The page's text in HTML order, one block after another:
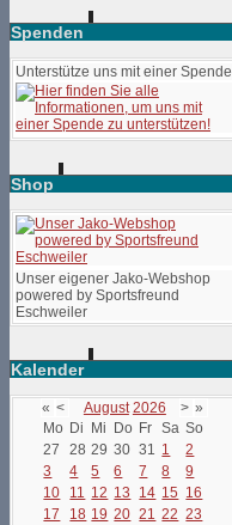
Spenden
Unterstütze uns mit einer Spende
Shop
Unser eigener Jako-Webshop
powered by Sportsfreund
Eschweiler
Kalender
« < August 2026 > »
Mo Di Mi Do Fr Sa So
27
28 29 30 31 1
2
3
4 5 6 7 8
9
10
11 12 13 14 15 16
17
18 19 20 21 22 23